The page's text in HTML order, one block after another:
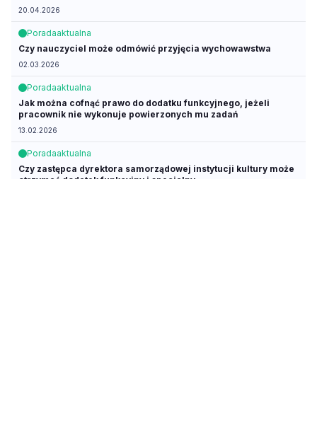
20.04.2026
Poradaaktualna
Czy nauczyciel może odmówić przyjęcia wychowawstwa
02.03.2026
Poradaaktualna
Jak można cofnąć prawo do dodatku funkcyjnego, jeżeli
pracownik nie wykonuje powierzonych mu zadań
13.02.2026
Poradaaktualna
Czy zastępca dyrektora samorządowej instytucji kultury może
otrzymać dodatek funkcyjny i specjalny